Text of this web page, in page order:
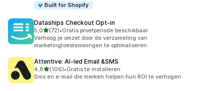
Built for Shopify
Dataships Checkout Opt‑in
5,0van 5 sterren
(72)
72 recensies in totaal
•Gratis proefperiode beschikbaar
Verhoog je omzet door de verzameling van
marketingtoestemmingen te optimaliseren
Attentive: AI‑led Email &SMS
4,8van 5 sterren
(106)
106 recensies in totaal
•Gratis te installeren
Sms en e-mail die merken helpen hun ROI te verhogen